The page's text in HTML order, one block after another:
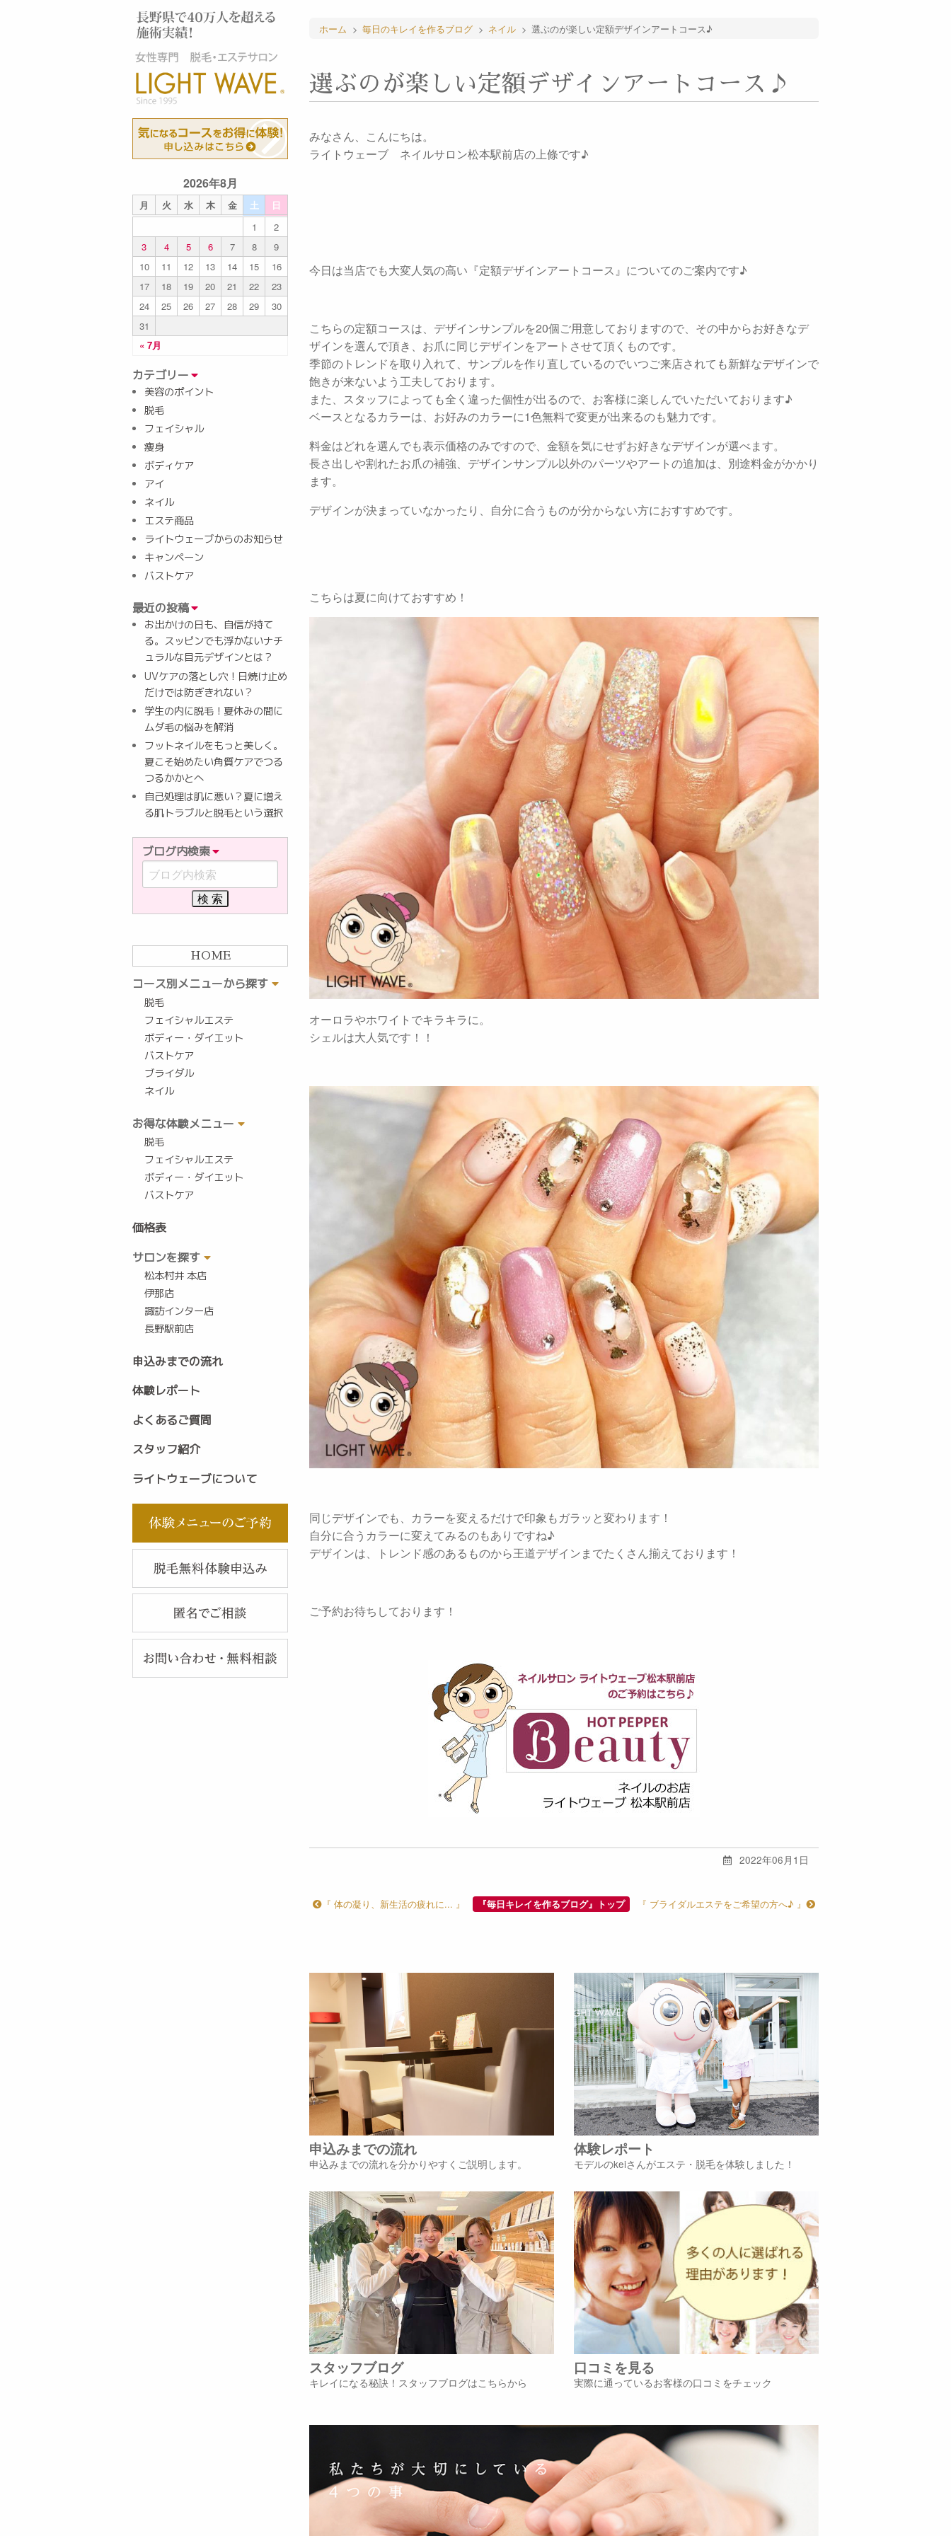
2026年8月
月 火 水 木 金 土 日
« 7月
1
2
3
4 5 6 7 8
9
10
11 12 13 14 15
16
17
18 19 20 21 22
23
24
25 26 27 28 29
30
31
カテゴリー
美容のポイント
脱毛
フェイシャル
痩身
ボディケア
アイ
ネイル
エステ商品
ライトウェーブからのお知らせ
キャンペーン
バストケア
最近の投稿
お出かけの日も、自信が持て
る。スッピンでも浮かないナチ
ュラルな目元デザインとは？
UVケアの落とし穴！日焼け止め
だけでは防ぎきれない？
学生の内に脱毛！夏休みの間に
ムダ毛の悩みを解消
フットネイルをもっと美しく。
夏こそ始めたい角質ケアでつる
つるかかとへ
自己処理は肌に悪い？夏に増え
る肌トラブルと脱毛という選択
ブログ内検索
HOME
コース別メニューから探す
脱毛
フェイシャルエステ
ボディー・ダイエット
バストケア
ブライダル
ネイル
お得な体験メニュー
脱毛
フェイシャルエステ
ボディー・ダイエット
バストケア
価格表
サロンを探す
松本村井 本店
伊那店
諏訪インター店
長野駅前店
申込みまでの流れ
体験レポート
よくあるご質問
スタッフ紹介
ライトウェーブについて
ホーム > 毎日のキレイを作るブログ > ネイル > 選ぶのが楽しい定額デザインアートコース♪
選ぶのが楽しい定額デザインアートコース♪
みなさん、こんにちは。
ライトウェーブ ネイルサロン松本駅前店の上條です♪
今日は当店でも大変人気の高い『定額デザインアートコース』についてのご案内です♪
こちらの定額コースは、デザインサンプルを20個ご用意しておりますので、その中からお好きなデ
ザインを選んで頂き、お爪に同じデザインをアートさせて頂くものです。
季節のトレンドを取り入れて、サンプルを作り直しているのでいつご来店されても新鮮なデザインで
飽きが来ないよう工夫しております。
また、スタッフによっても全く違った個性が出るので、お客様に楽しんでいただいております♪
ベースとなるカラーは、お好みのカラーに1色無料で変更が出来るのも魅力です。
料金はどれを選んでも表示価格のみですので、金額を気にせずお好きなデザインが選べます。
長さ出しや割れたお爪の補強、デザインサンプル以外のパーツやアートの追加は、別途料金がかかり
ます。
デザインが決まっていなかったり、自分に合うものが分からない方におすすめです。
こちらは夏に向けておすすめ！
オーロラやホワイトでキラキラに。
シェルは大人気です！！
同じデザインでも、カラーを変えるだけで印象もガラッと変わります！
自分に合うカラーに変えてみるのもありですね♪
デザインは、トレンド感のあるものから王道デザインまでたくさん揃えております！
ご予約お待ちしております！
2022年06月1日
『 体の凝り、新生活の疲れに... 』 『毎日キレイを作るブログ』トップ 『 ブライダルエステをご希望の方へ♪ 』
申込みまでの流れ
申込みまでの流れを分かりやすくご説明します。
体験レポート
モデルのkeiさんがエステ・脱毛を体験しました！
スタッフブログ
キレイになる秘訣！スタッフブログはこちらから
口コミを見る
実際に通っているお客様の口コミをチェック